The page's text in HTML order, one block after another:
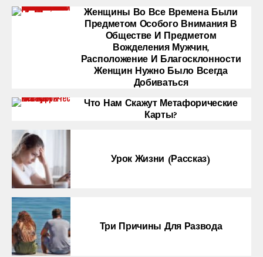
Женщины Во Все Времена Были
Предметом Особого Внимания В
Обществе И Предметом
Вожделения Мужчин,
Расположение И Благосклонности
Женщин Нужно Было Всегда
Добиваться
Что Нам Скажут Метафорические
Карты?
Урок Жизни (рассказ)
Три Причины Для Развода